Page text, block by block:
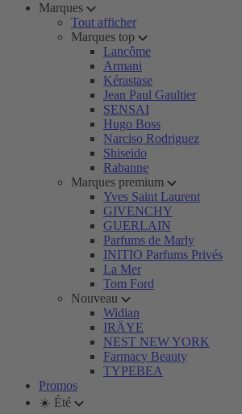
Marques
Tout afficher
Marques top
Lancôme
Armani
Kérastase
Jean Paul Gaultier
SENSAI
Hugo Boss
Narciso Rodriguez
Shiseido
Rabanne
Marques premium
Yves Saint Laurent
GIVENCHY
GUERLAIN
Parfums de Marly
INITIO Parfums Privés
La Mer
Tom Ford
Nouveau
Widian
IRÄYE
NEST NEW YORK
Farmacy Beauty
TYPEBEA
Promos
☀️ Été